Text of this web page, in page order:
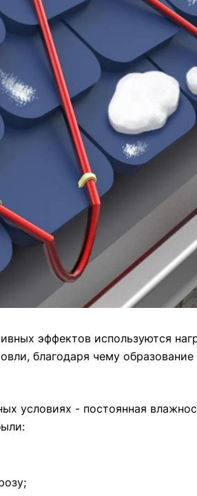
эффектов используются
благодаря чему
условиях - постоянная